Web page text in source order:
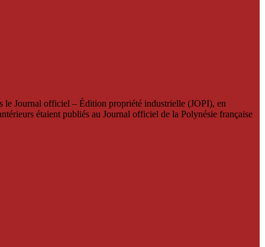
le Journal officiel – Édition propriété industrielle (JOPI), en
étaient publiés au Journal officiel de la Polynésie française